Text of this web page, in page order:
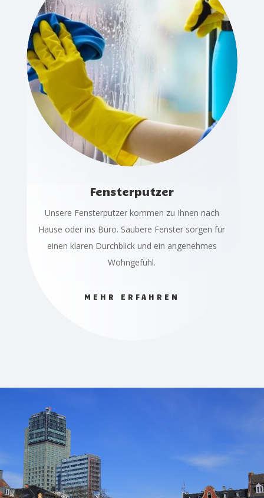
Fensterputzer
Unsere Fensterputzer kommen zu Ihnen nach
Hause oder ins Büro. Saubere Fenster sorgen für
einen klaren Durchblick und ein angenehmes
Wohngefühl.
MEHR ERFAHREN